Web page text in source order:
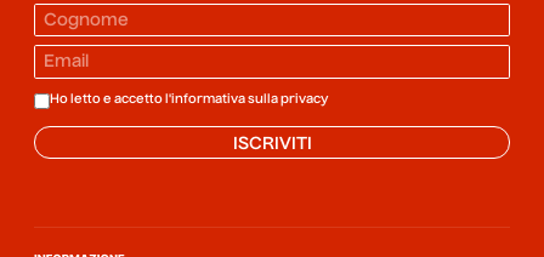
Ho letto e accetto l'informativa sulla privacy
ISCRIVITI